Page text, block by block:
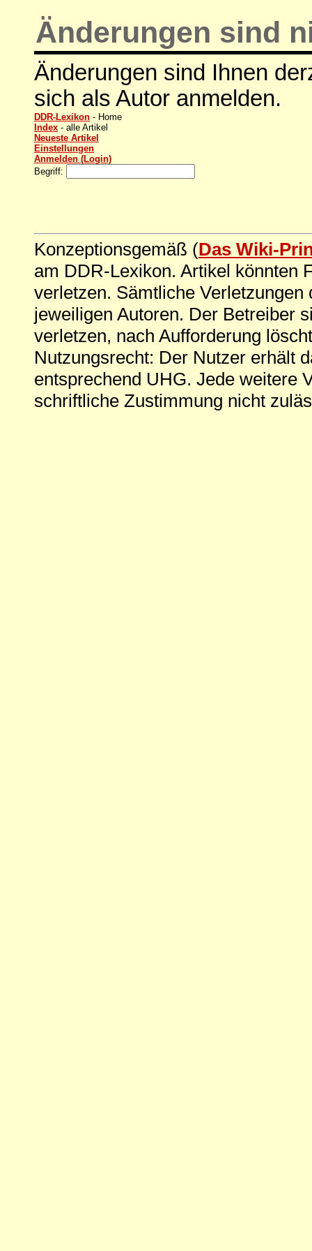
Änderungen sind
Änderungen sind Ihnen
sich als Autor anmelden.
DDR-Lexikon - Home
Index - alle Artikel
Neueste Artikel
Einstellungen
Anmelden (Login)
Begriff:
Konzeptionsgemäß (Das Wiki-
am DDR-Lexikon. Artikel könnten
verletzen. Sämtliche
jeweiligen Autoren. Der Betreiber
verletzen, nach Aufforderung
Nutzungsrecht: Der Nutzer erhält
entsprechend UHG. Jede weitere
schriftliche Zustimmung nicht